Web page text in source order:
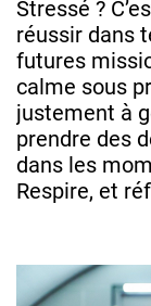
Stressé ?
réussir dans
futures
calme sous
justement à
prendre des
dans les
Respire, et